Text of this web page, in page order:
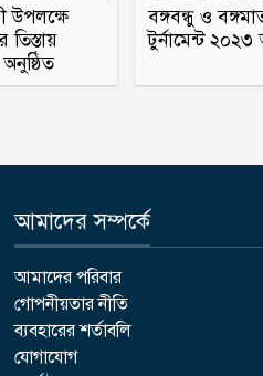
উপলক্ষে
তিস্তায়
বঙ্গবন্ধু ও
টুর্নামেন্ট ২০২৩
আমাদের সম্পর্কে
আমাদের পরিবার
গোপনীয়তার নীতি
ব্যবহারের শর্তাবলি
যোগাযোগ